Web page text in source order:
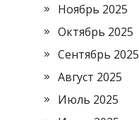
Ноябрь 2025
Октябрь 2025
Сентябрь 2025
Август 2025
Июль 2025